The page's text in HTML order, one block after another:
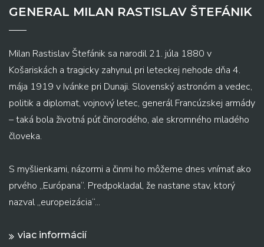
GENERAL MILAN RASTISLAV ŠTEFÁNIK
Milan Rastislav Štefánik sa narodil 21. júla 1880 v
Košariskách a tragicky zahynul pri leteckej nehode dňa 4.
mája 1919 v Ivánke pri Dunaji. Slovenský astronóm a vedec,
politik a diplomat, vojnový letec, generál Francúzskej armády
– taká bola životná púť činorodého, ale skromného mladého
človeka.
S myšlienkami, názormi a činmi ho môžeme dnes vnímať ako
prvého „Európana“. Predpokladal, že nastane stav, ktorý
nazval „europeizácia“...
viac informácií